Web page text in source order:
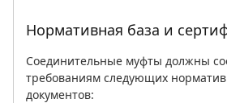
Нормативная база и
Соединительные муфты должны
требованиям следующих
документов: